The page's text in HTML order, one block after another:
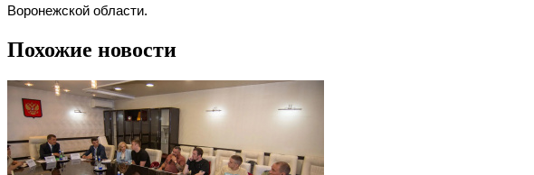
Воронежской области.
Похожие новости